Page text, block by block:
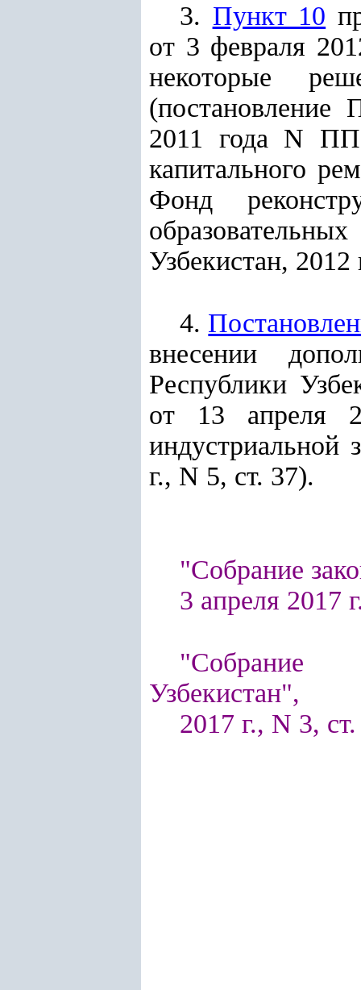
3. Пункт 10
от 3 февраля
некоторые
(постановление
2011 года N
капитального
Фонд
Узбекистан, 2012
4.
внесении
Республики
от 13 апреля
г., N 5, ст. 37).
"Собрание
3 апреля 2017
"Собрание
Узбекистан",
2017 г., N 3,